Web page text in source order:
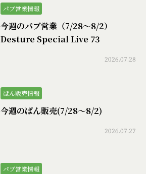
パブ営業情報
今週のパブ営業（7/28〜8/2）
Desture Special Live 73
2026.07.28
ぱん販売情報
今週のぱん販売(7/28〜8/2)
2026.07.27
パブ営業情報